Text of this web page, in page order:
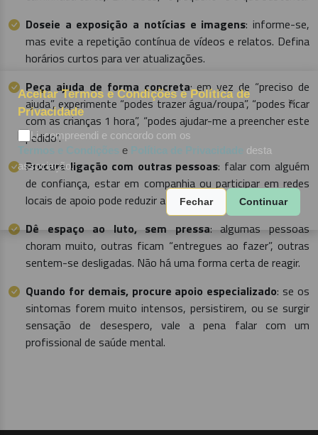
Doseie a exposição a notícias e imagens: informe-se,
mas evite a repetição contínua de vídeos e relatos. Defina
horários curtos para ver atualizações.
Peça ajuda de forma concreta: em vez de “preciso de
ajuda”, experimente “podes trazer água/roupa”, “podes ficar
com as crianças 1 hora”, “podes ajudar-me a preencher este
pedido”.
Procure ligação com outras pessoas: falar com alguém
de confiança, estar em companhia ou participar em redes
locais de apoio pode reduzir a sensação de isolamento.
Dê espaço ao luto, sem pressa: algumas pessoas
choram muito, outras ficam “entregues ao fazer”, outras
sentem-se desligadas. Não há uma forma certa de reagir.
Quando for demais, procure apoio especializado: se os
sintomas forem muito intensos, persistirem, ou se surgir
sensação de desespero, vale a pena falar com um
profissional de saúde mental.
Aceitar Termos e Condições e Política de
Privacidade
×
Li, compreendi e concordo com os
Termos e Condições e Política de Privacidade desta
associação.
Fechar Continuar